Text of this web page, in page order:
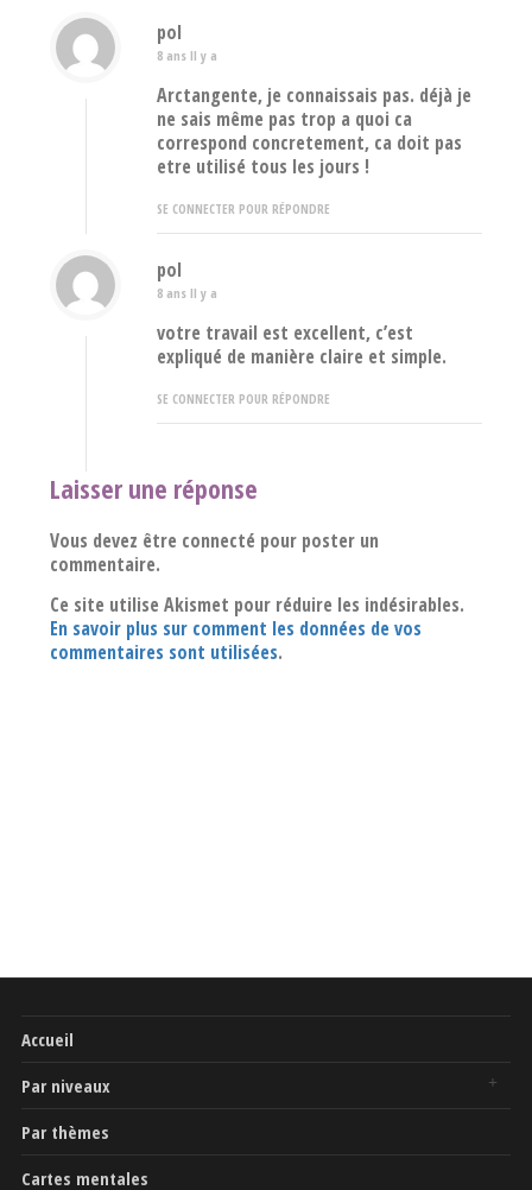
pol
8 ans Il y a
Arctangente, je connaissais pas. déjà je
ne sais même pas trop a quoi ca
correspond concretement, ca doit pas
etre utilisé tous les jours !
SE CONNECTER POUR RÉPONDRE
pol
8 ans Il y a
votre travail est excellent, c’est
expliqué de manière claire et simple.
SE CONNECTER POUR RÉPONDRE
Laisser une réponse
Vous devez être connecté pour poster un
commentaire.
Ce site utilise Akismet pour réduire les indésirables.
En savoir plus sur comment les données de vos
commentaires sont utilisées.
Accueil
Par niveaux
Par thèmes
Cartes mentales